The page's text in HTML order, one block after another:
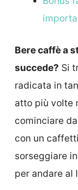
Bere caffè a
succede? Si
radicata in
atto più volte
cominciare
con un
sorseggiare
per andare al